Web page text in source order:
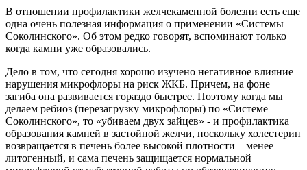
В отношении профилактики желчекаменной болезни есть еще
одна очень полезная информация о применении «Системы
Соколинского». Об этом редко говорят, вспоминают только
когда камни уже образовались.
Дело в том, что сегодня хорошо изучено негативное влияние
нарушения микрофлоры на риск ЖКБ. Причем, на фоне
загиба она развивается гораздо быстрее. Поэтому когда мы
делаем ребиоз (перезагрузку микрофлоры) по «Системе
Соколинского», то «убиваем двух зайцев» - и профилактика
образования камней в застойной желчи, поскольку холестерин
возвращается в печень более высокой плотности – менее
литогенный, и сама печень защищается нормальной